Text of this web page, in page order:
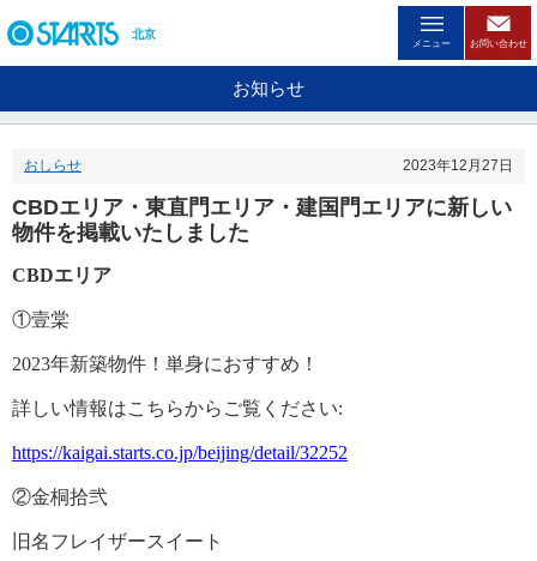
ー
移
た
め
リ
ク
す
。
ヘ
ッ
ダ
情
に
北京
メニュー お問い合わせ
お知らせ
おしらせ 2023年12月27日
CBDエリア・東直門エリア・建国門エリアに新しい
物件を掲載いたしました
CBDエリア
①壹棠
2023年新築物件！ 単身におすすめ！
詳しい情報はこちらからご覧ください:
https://kaigai.starts.co.jp/beijing/detail/32252
②金桐拾弐
旧名フレイザースイート